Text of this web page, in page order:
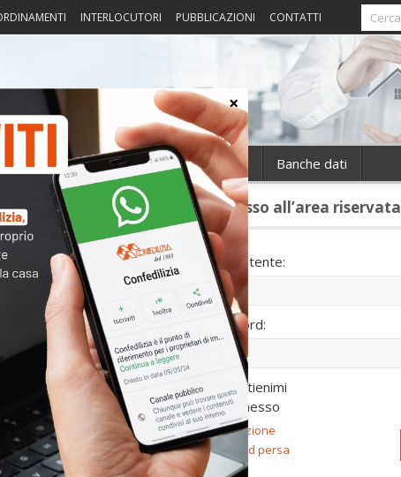
INTERLOCUTORI PUBBLICAZIONI CONTATTI
Intorno alla casa Notizie Banche dati
è riservato ai
ma per poterli consultare
richiedili alla tuaAssociazione
〉 Accesso all’area riservata
Nome utente:
Password:
Mantienimi
connesso
Registrazione
Password persa